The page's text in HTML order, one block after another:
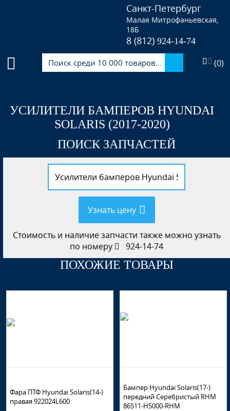
Санкт-Петербург
Малая Митрофаньевская,
18Б
8 (812)924-14-74
(0)
УСИЛИТЕЛИ БАМПЕРОВ HYUNDAI
SOLARIS (2017-2020)
ПОИСК ЗАПЧАСТЕЙ
Узнать цену
Стоимость и наличие запчасти также можно узнать
по номеру
924-14-74
ПОХОЖИЕ ТОВАРЫ
Фара ПТФ Hyundai Solaris(14-)
правая 922024L600
Бампер Hyundai Solaris(17-)
передний Серебристый RHM
86511-H5000-RHM